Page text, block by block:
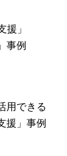
」
事例
用できる
」事例